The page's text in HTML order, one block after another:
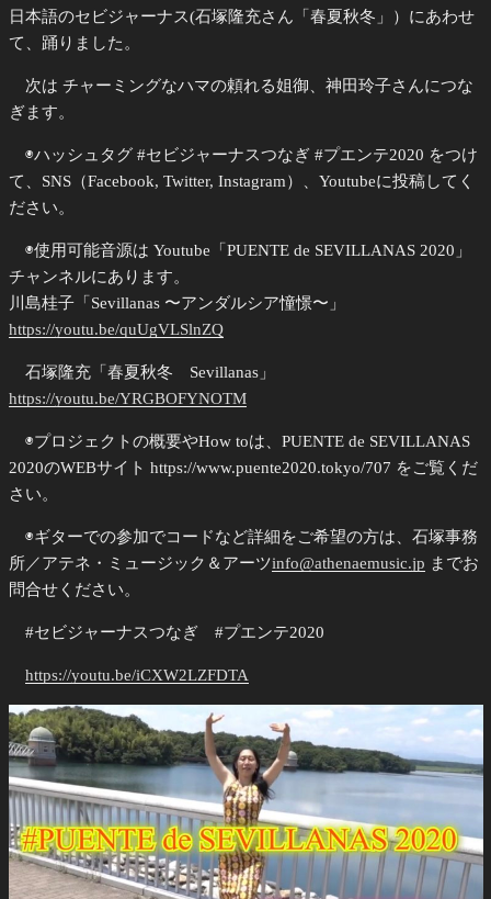
日本語のセビジャーナス(石塚隆充さん「春夏秋冬」）にあわせ
て、踊りました。
次は チャーミングなハマの頼れる姐御、神田玲子さんにつな
ぎます。
◉ハッシュタグ #セビジャーナスつなぎ #プエンテ2020 をつけ
て、SNS（Facebook, Twitter, Instagram）、Youtubeに投稿してく
ださい。
◉使用可能音源は Youtube「PUENTE de SEVILLANAS 2020」
チャンネルにあります。
川島桂子「Sevillanas 〜アンダルシア憧憬〜」
https://youtu.be/quUgVLSlnZQ
石塚隆充「春夏秋冬 Sevillanas」
https://youtu.be/YRGBOFYNOTM
◉プロジェクトの概要やHow toは、PUENTE de SEVILLANAS
2020のWEBサイト https://www.puente2020.tokyo/707 をご覧くだ
さい。
◉ギターでの参加でコードなど詳細をご希望の方は、石塚事務
所／アテネ・ミュージック＆アーツinfo@athenaemusic.jp までお
問合せください。
#セビジャーナスつなぎ #プエンテ2020
https://youtu.be/iCXW2LZFDTA